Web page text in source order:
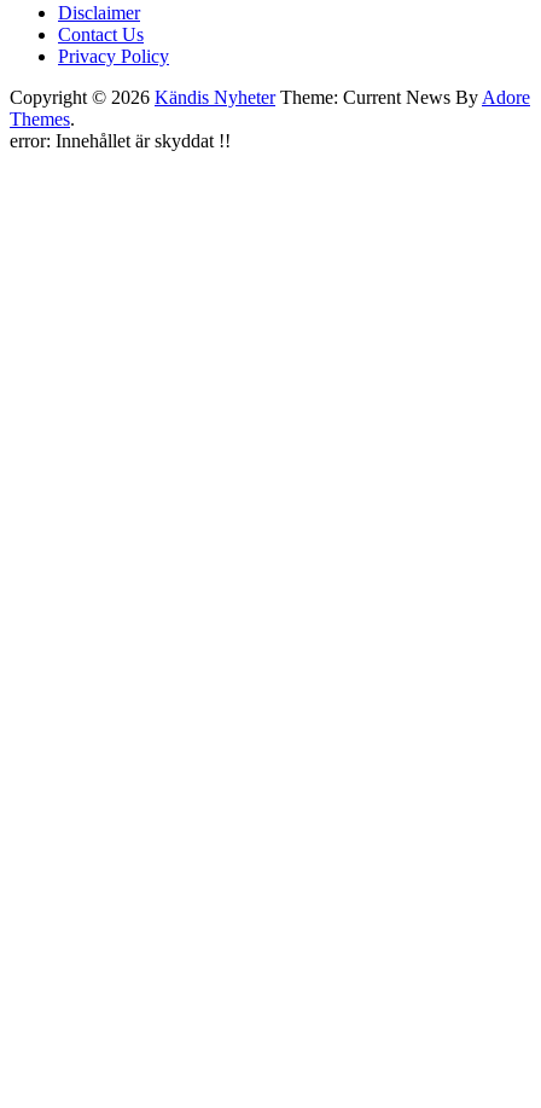
Disclaimer
Contact Us
Privacy Policy
Copyright © 2026 Kändis NyheterTheme: Current News By Adore
Themes.
error: Innehållet är skyddat !!